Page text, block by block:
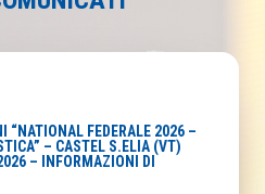
“NATIONAL FEDERALE 2026 –
– CASTEL S.ELIA (VT)
– INFORMAZIONI DI